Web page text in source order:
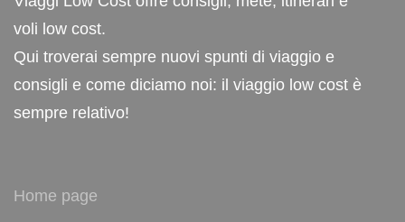
voli low cost.
Qui troverai sempre nuovi spunti di viaggio e
consigli e come diciamo noi: il viaggio low cost è
sempre relativo!
Home page